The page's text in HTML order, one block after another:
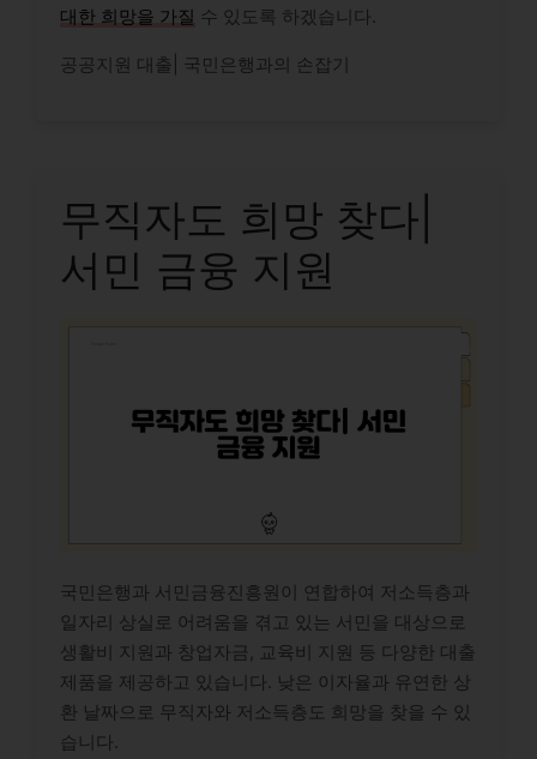
대한 희망을 가질 수 있도록 하겠습니다.
공공지원 대출| 국민은행과의 손잡기
무직자도 희망 찾다|
서민 금융 지원
국민은행과 서민금융진흥원이 연합하여 저소득층과
일자리 상실로 어려움을 겪고 있는 서민을 대상으로
생활비 지원과 창업자금, 교육비 지원 등 다양한 대출
제품을 제공하고 있습니다. 낮은 이자율과 유연한 상
환 날짜으로 무직자와 저소득층도 희망을 찾을 수 있
습니다.